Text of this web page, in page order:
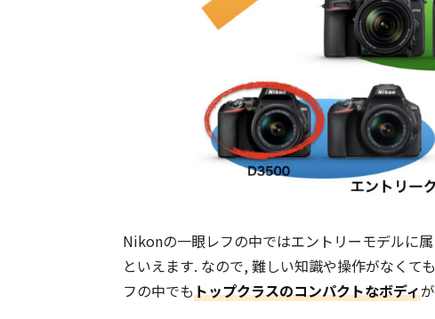
Nikonの一眼レフの中ではエントリーモデルに
といえます. なので, 難しい知識や操作がなくて
フの中でもトップクラスのコンパクトなボディ